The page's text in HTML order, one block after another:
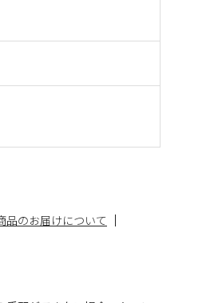
品のお届けについて